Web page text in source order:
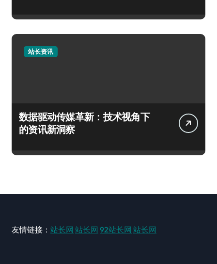
站长资讯
数据驱动传媒革新：技术视角下
的资讯新洞察
友情链接： 站长网 站长网 92站长网 站长网